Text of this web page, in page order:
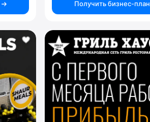
Получить бизнес-план